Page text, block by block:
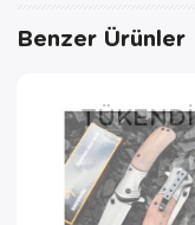
Benzer Ürünler
TÜKENDI